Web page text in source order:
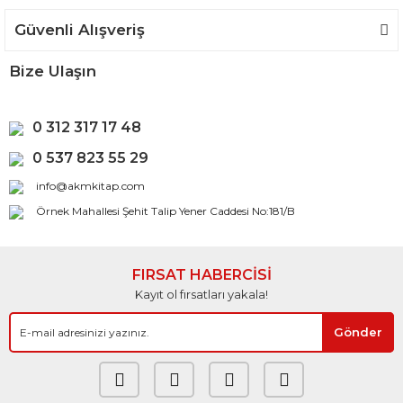
Güvenli Alışveriş
Bize Ulaşın
0 312 317 17 48
0 537 823 55 29
info@akmkitap.com
Örnek Mahallesi Şehit Talip Yener Caddesi No:181/B
FIRSAT HABERCİSİ
Kayıt ol fırsatları yakala!
Gönder